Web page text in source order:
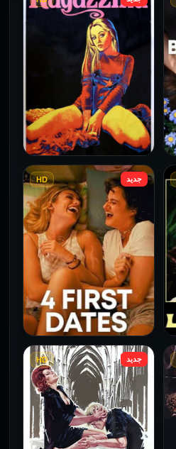
فيلم Monika مترجم للكبار
فقط
2026
جديد HD
فيلم 4 First Dates مترجم
للكبار فقط
2026
جديد HD